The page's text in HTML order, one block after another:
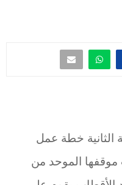
الثانية خطة عمل
2026 وأكدت موقفها الموحد من